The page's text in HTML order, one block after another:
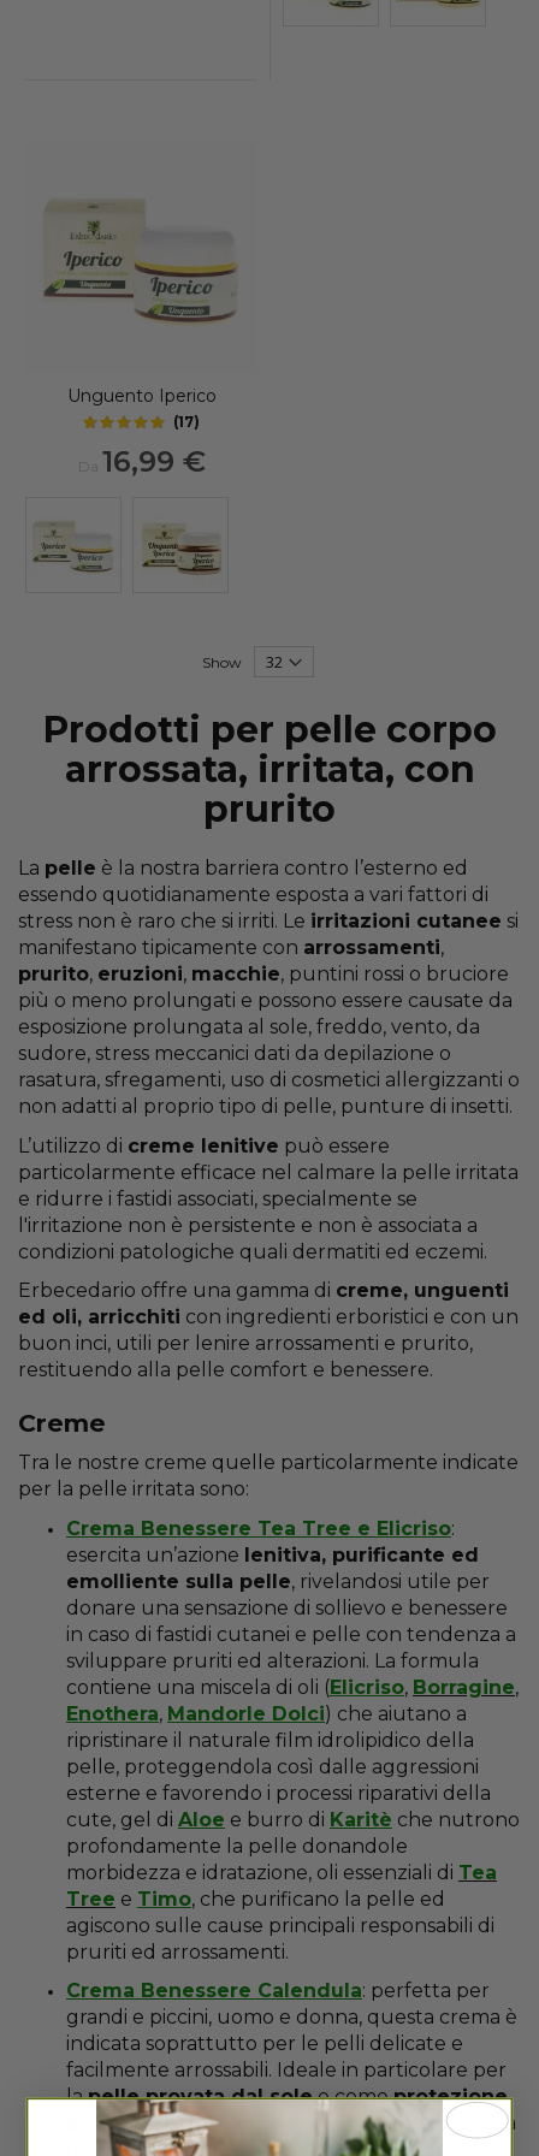
Unguento Iperico
(17)
Da 16,99 €
Show
Prodotti per pelle corpo
arrossata, irritata, con
prurito
La pelle è la nostra barriera contro l’esterno ed
essendo quotidianamente esposta a vari fattori di
stress non è raro che si irriti. Le irritazioni cutanee si
manifestano tipicamente con arrossamenti,
prurito, eruzioni, macchie, puntini rossi o bruciore
più o meno prolungati e possono essere causate da
esposizione prolungata al sole, freddo, vento, da
sudore, stress meccanici dati da depilazione o
rasatura, sfregamenti, uso di cosmetici allergizzanti o
non adatti al proprio tipo di pelle, punture di insetti.
L’utilizzo di creme lenitive può essere
particolarmente efficace nel calmare la pelle irritata
e ridurre i fastidi associati, specialmente se
l'irritazione non è persistente e non è associata a
condizioni patologiche quali dermatiti ed eczemi.
Erbecedario offre una gamma di creme, unguenti
ed oli, arricchiti con ingredienti erboristici e con un
buon inci, utili per lenire arrossamenti e prurito,
restituendo alla pelle comfort e benessere.
Creme
Tra le nostre creme quelle particolarmente indicate
per la pelle irritata sono:
Crema Benessere Tea Tree e Elicriso:
esercita un’azione lenitiva, purificante ed
emolliente sulla pelle, rivelandosi utile per
donare una sensazione di sollievo e benessere
in caso di fastidi cutanei e pelle con tendenza a
sviluppare pruriti ed alterazioni. La formula
contiene una miscela di oli (Elicriso, Borragine,
Enothera, Mandorle Dolci) che aiutano a
ripristinare il naturale film idrolipidico della
pelle, proteggendola così dalle aggressioni
esterne e favorendo i processi riparativi della
cute, gel di Aloe e burro di Karitè che nutrono
profondamente la pelle donandole
morbidezza e idratazione, oli essenziali di Tea
Tree e Timo, che purificano la pelle ed
agiscono sulle cause principali responsabili di
pruriti ed arrossamenti.
Crema Benessere Calendula: perfetta per
grandi e piccini, uomo e donna, questa crema è
indicata soprattutto per le pelli delicate e
facilmente arrossabili. Ideale in particolare per
lapelle provata dal solee comeprotezione
per il freddo e vento.
Protagonista indiscussa
di questa ricetta è la
Calendula, da sempre